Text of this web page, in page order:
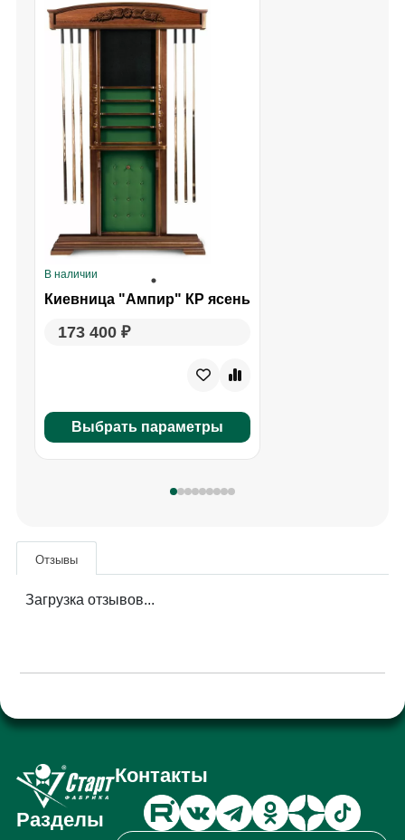
В наличии
Киевница "Ампир" КР ясень
173 400 ₽
Выбрать параметры
Отзывы
Загрузка отзывов...
Разделы
Контакты